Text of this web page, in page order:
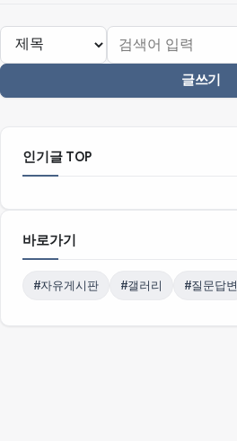
글쓰기
인기글 TOP
바로가기
#자유게시판 #갤러리 #질문답변